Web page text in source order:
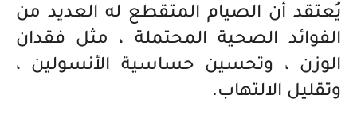
يُعتقد أن الصيام المتقطع له العديد من
الفوائد الصحية المحتملة ، مثل فقدان
الوزن ، وتحسين حساسية الأنسولين ،
وتقليل الالتهاب.